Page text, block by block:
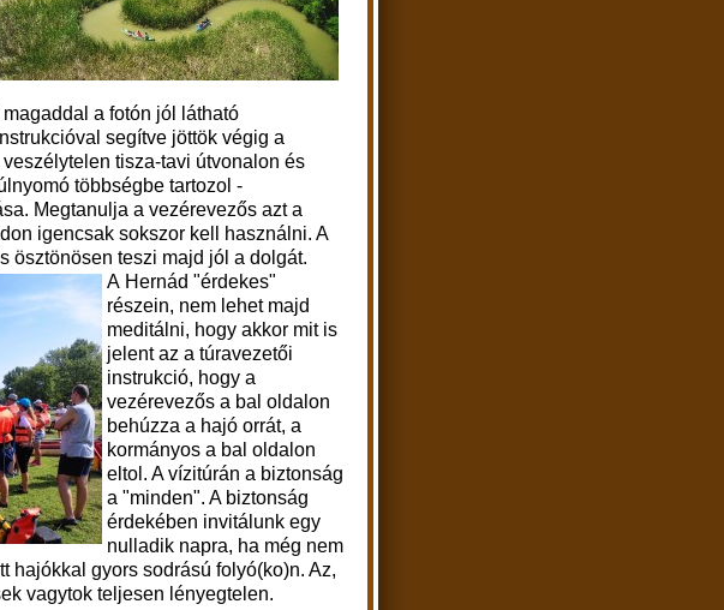
a fotón jól látható
segítve jöttök végig a
tisza-tavi útvonalon és
többségbe tartozol -
Megtanulja a vezérevezős azt a
igencsak sokszor kell használni. A
ösztönösen teszi majd jól a dolgát.
A Hernád "érdekes"
részein, nem lehet majd
meditálni, hogy akkor mit is
jelent az a túravezetői
instrukció, hogy a
vezérevezős a bal oldalon
behúzza a hajó orrát, a
kormányos a bal oldalon
eltol. A vízitúrán a biztonság
a "minden". A biztonság
érdekében invitálunk egy
nulladik napra, ha még nem
hajókkal gyors sodrású folyó(ko)n. Az,
vagytok teljesen lényegtelen.